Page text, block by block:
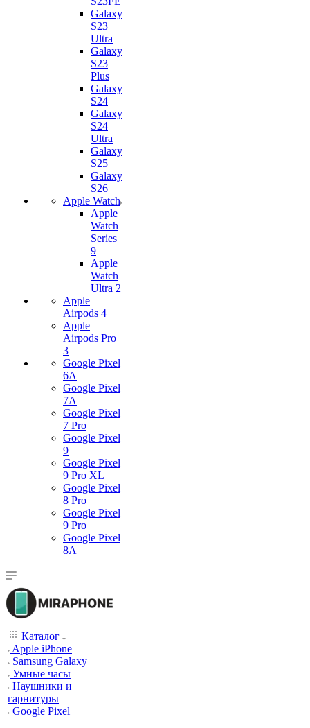
Galaxy
S23
Ultra
Galaxy
S23
Plus
Galaxy
S24
Galaxy
S24
Ultra
Galaxy
S25
Galaxy
S26
Apple Watch
Apple
Watch
Series
9
Apple
Watch
Ultra 2
Apple
Airpods 4
Apple
Airpods Pro
3
Google Pixel
6A
Google Pixel
7А
Google Pixel
7 Pro
Google Pixel
9
Google Pixel
9 Pro XL
Google Pixel
8 Pro
Google Pixel
9 Pro
Google Pixel
8A
Каталог
Apple iPhone
Samsung Galaxy
Умные часы
Наушники и
гарнитуры
Google Pixel